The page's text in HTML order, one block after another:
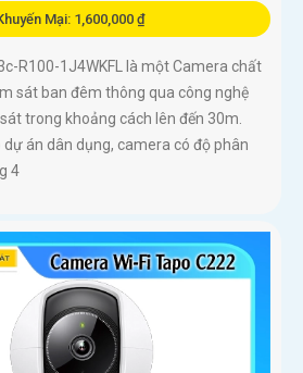
Mại: 1,600,000 ₫
R100-1J4WKFL là một Camera chất
sát ban đêm thông qua công nghệ
trong khoảng cách lên đến 30m.
án dân dụng, camera có độ phân
4